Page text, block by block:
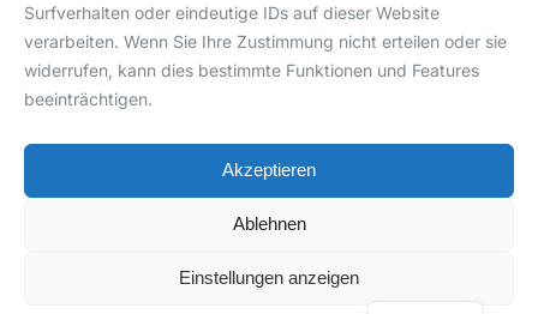
Surfverhalten oder eindeutige IDs auf dieser Website
verarbeiten. Wenn Sie Ihre Zustimmung nicht erteilen oder sie
widerrufen, kann dies bestimmte Funktionen und Features
beeinträchtigen.
Akzeptieren
Ablehnen
Einstellungen anzeigen
Community-
© Copyright 2025. Eine
AGB